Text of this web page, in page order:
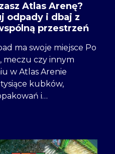
Atlas Arenę?
odpady i dbaj z
przestrzeń
ma swoje miejsce Po
meczu czy innym
w Atlas Arenie
kubków,
i…